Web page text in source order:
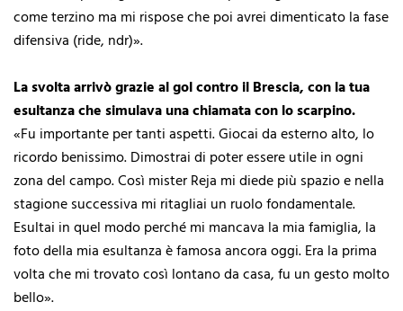
come terzino ma mi rispose che poi avrei dimenticato la fase
difensiva (ride, ndr)».
La svolta arrivò grazie al gol contro il Brescia, con la tua
esultanza che simulava una chiamata con lo scarpino.
«Fu importante per tanti aspetti. Giocai da esterno alto, lo
ricordo benissimo. Dimostrai di poter essere utile in ogni
zona del campo. Così mister Reja mi diede più spazio e nella
stagione successiva mi ritagliai un ruolo fondamentale.
Esultai in quel modo perché mi mancava la mia famiglia, la
foto della mia esultanza è famosa ancora oggi. Era la prima
volta che mi trovato così lontano da casa, fu un gesto molto
bello».